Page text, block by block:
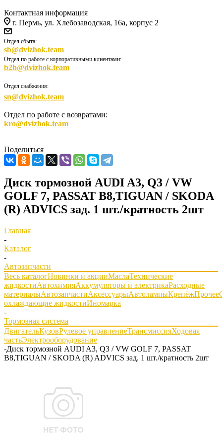
Контактная информация
г. Пермь, ул. Хлебозаводская, 16а, корпус 2
Отдел сбыта:
sb@dvizhok.team
Отдел по работе с корпоративными клиентами:
b2b@dvizhok.team
Отдел снабжения:
sn@dvizhok.team
Отдел по работе с возвратами:
kro@dvizhok.team
Поделиться
Диск тормозной AUDI A3, Q3 / VW
GOLF 7, PASSAT B8,TIGUAN / SKODA
(R) ADVICS зад. 1 шт./кратность 2шт
Главная
-
Каталог
-
Автозапчасти
Весь каталогНовинки и акцииМаслаТехнические
жидкостиАвтохимияАккумуляторы и электрикаРасходные
материалыАвтозапчастиАксессуарыАвтолампыКрепёжПрочее
охлаждающие жидкостиИномарка
-
Тормозная система
ДвигательКузовРулевое управлениеТрансмиссияХодовая
частьЭлектрооборудование
-Диск тормозной AUDI A3, Q3 / VW GOLF 7, PASSAT
B8,TIGUAN / SKODA (R) ADVICS зад. 1 шт./кратность 2шт